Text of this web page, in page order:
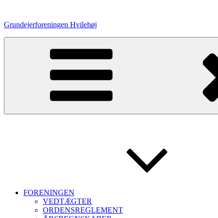
indhold
Grundejerforeningen Hvilehøj
FORENINGEN
VEDTÆGTER
ORDENSREGLEMENT